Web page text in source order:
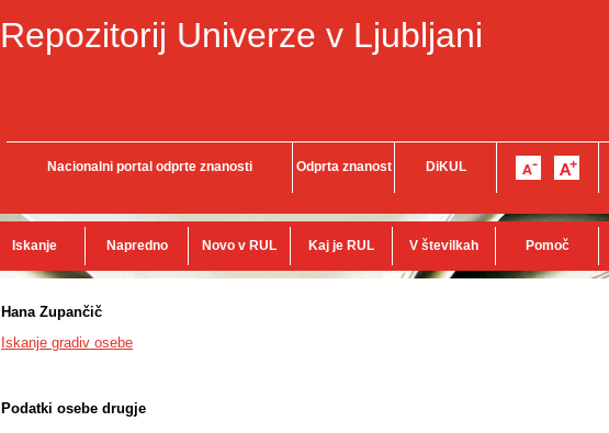
Repozitorij Univerze v Ljubljani
Nacionalni portal odprte znanosti Odprta znanost DiKUL
Iskanje Napredno Novo v RUL Kaj je RUL V številkah Pomoč
Hana Zupančič
Iskanje gradiv osebe
Podatki osebe drugje